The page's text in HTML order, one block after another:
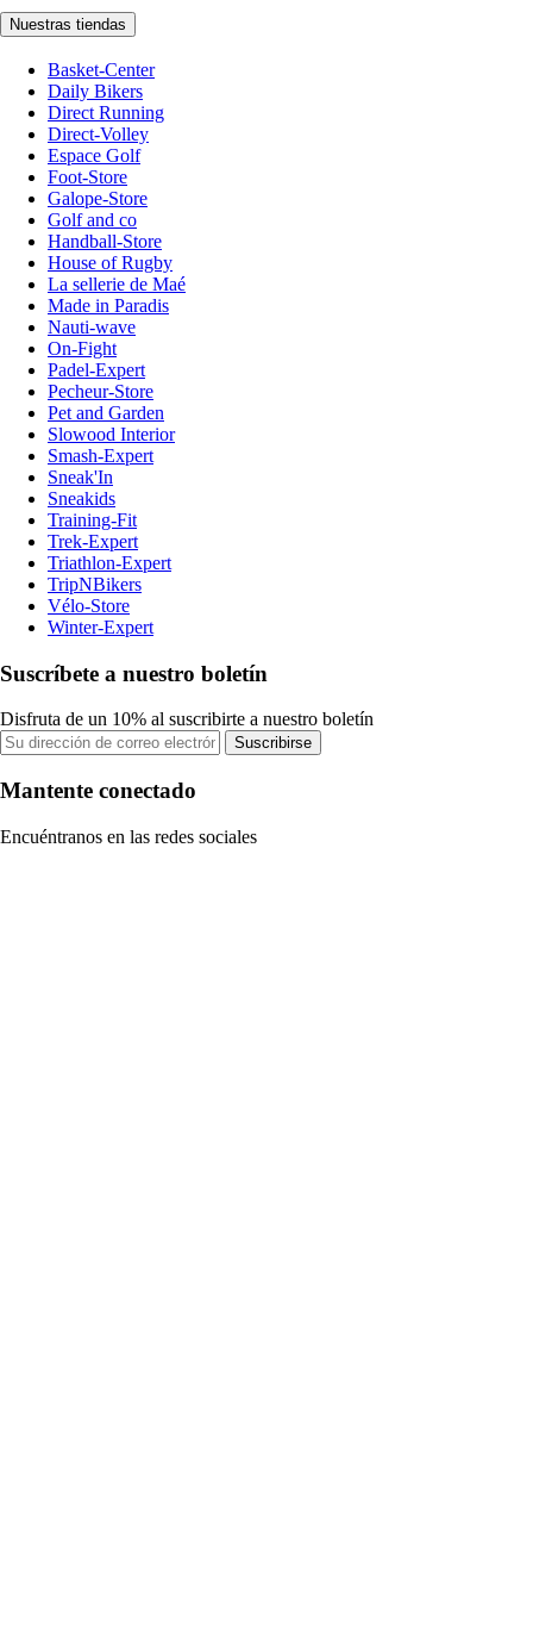
Nuestras tiendas
Basket-Center
Daily Bikers
Direct Running
Direct-Volley
Espace Golf
Foot-Store
Galope-Store
Golf and co
Handball-Store
House of Rugby
La sellerie de Maé
Made in Paradis
Nauti-wave
On-Fight
Padel-Expert
Pecheur-Store
Pet and Garden
Slowood Interior
Smash-Expert
Sneak'In
Sneakids
Training-Fit
Trek-Expert
Triathlon-Expert
TripNBikers
Vélo-Store
Winter-Expert
Suscríbete a nuestro boletín
Disfruta de un 10% al suscribirte a nuestro boletín
Suscribirse
Mantente conectado
Encuéntranos en las redes sociales